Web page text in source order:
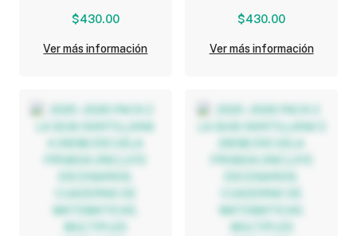
CUADERNO DE
MULTIPLES LENGUAJES ,
$430.00
Ver más información
CUADERNO DE
MULTIPLES LENGUAJES ,
$430.00
Ver más información